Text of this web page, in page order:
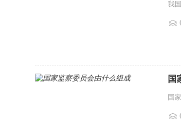
我
国
国